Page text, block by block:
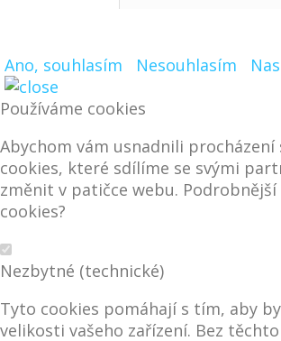
Ano, souhlasím Nesouhlasím
Používáme cookies
Abychom vám usnadnili
cookies, které sdílíme se svými
změnit v patičce webu.
cookies?
Nezbytné (technické)
Tyto cookies pomáhají s tím, aby
velikosti vašeho zařízení. Bez